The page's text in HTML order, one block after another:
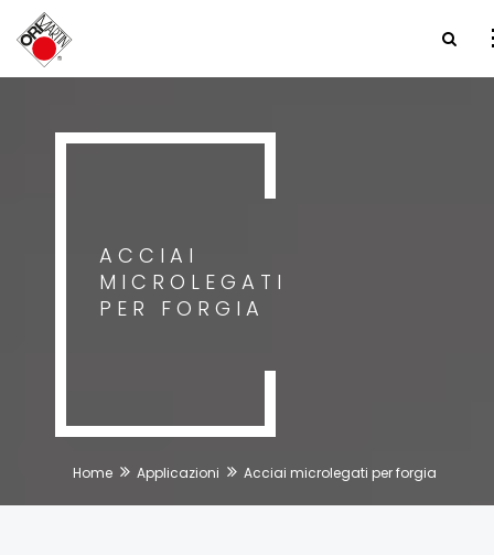
ACCIAI
MICROLEGATI
PER FORGIA
Home Applicazioni Acciai microlegati per forgia